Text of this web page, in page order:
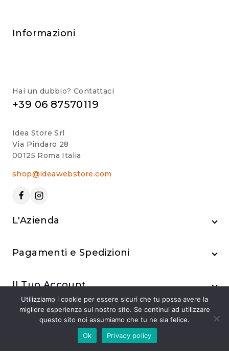
Informazioni
Hai un dubbio? Contattaci
+39 06 87570119
Idea Store Srl
Via Pindaro 28
00125 Roma Italia
shop@ideawebstore.com
L'Azienda
Pagamenti e Spedizioni
Il Tuo Account
© 2024 Idea Store Srl
Utilizziamo i cookie per essere sicuri che tu possa avere la
migliore esperienza sul nostro sito. Se continui ad utilizzare
questo sito noi assumiamo che tu ne sia felice.
Ok
Privacy policy